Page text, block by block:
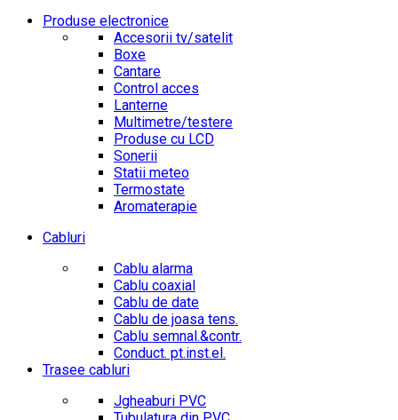
Produse electronice
Accesorii tv/satelit
Boxe
Cantare
Control acces
Lanterne
Multimetre/testere
Produse cu LCD
Sonerii
Statii meteo
Termostate
Aromaterapie
Cabluri
Cablu alarma
Cablu coaxial
Cablu de date
Cablu de joasa tens.
Cablu semnal.&contr.
Conduct. pt.inst.el.
Trasee cabluri
Jgheaburi PVC